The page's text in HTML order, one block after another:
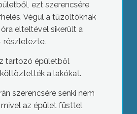
ezt szerencsére
Végül a tűzoltóknak
elteltével sikerült a
részletezte.
tartozó épületből
a lakókat.
szerencsére senki nem
az épület füsttel